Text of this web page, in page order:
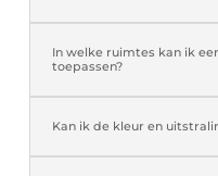
In welke ruimtes kan ik
toepassen?
Kan ik de kleur en